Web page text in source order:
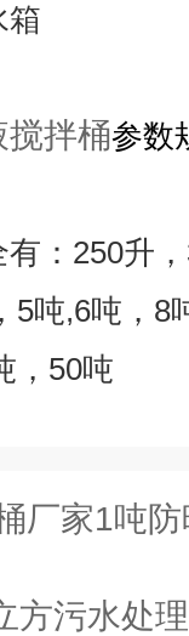
箱
拌桶参数
： 250升，
5吨,6吨， 8
， 50吨
厂家1吨
方污水处